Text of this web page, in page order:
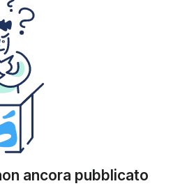
ancora pubblicato